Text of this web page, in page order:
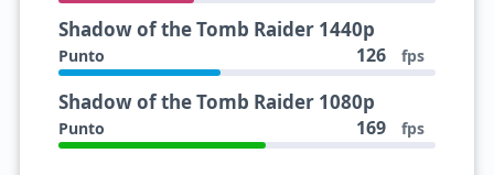
Shadow of the Tomb Raider 1440p
Punto 126 fps
Shadow of the Tomb Raider 1080p
Punto 169 fps